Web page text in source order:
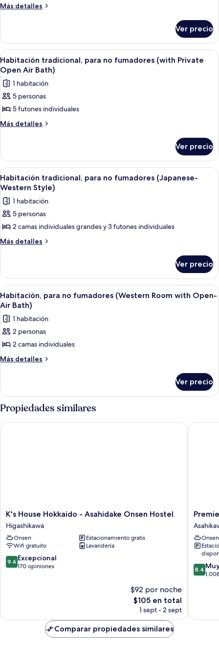
Habitación
no
fumadores
(Japanese
Style)
Más detalles
Más
tradicional,
para
no
fumadores
(Japanese
Style)
Ver precio
Abrir
todas
las
fotos
de
Habitación
tradicional,
fumadores
(with
Private
Open
Air
Bath)
Un área de spa con un jacuzzi, vista
4
Habitación tradicional, para no fumadores (with Private
Open Air Bath)
1 habitación
5 personas
5 futones individuales
Más detalles
Más
tradicional,
para
no
fumadores
Private
Open
Bath)
Ver precio
Abrir
todas
las
fotos
de
Habitación
tradicional,
fumadores
(Japanese-
Western
Style)
Habitación de hotel con dos camas,
4
Habitación tradicional, para no fumadores (Japanese-
Western Style)
1 habitación
5 personas
2 camas individuales grandes y 3 futones individuales
Más detalles
Más
tradicional,
para
no
fumadores
(Japanese-
Western
Style)
Ver precio
Abrir
todas
las
fotos
de
Habitación,
para
(Western
Room
with
Open-
Un área tranquila de piscina al aire
4
Habitación, para no fumadores (Western Room with Open-
Air Bath)
1 habitación
2 personas
2 camas individuales
Más detalles
Más
para
no
fumadores
(Western
Room
Ver precio
Propiedades similares
K's
House
Hokkaido
-
Asahidake
Onsen
Hostel
K's House Hokkaido - Asahidake Onsen Hostel
Higashikawa
Onsen
Estacionamiento gratis
Wifi gratuito
Lavandería
9.4
de
9.4 Excepcional
170 opiniones
$92 por noche
El
precio
es
$105 en total
1 sept - 2 sept
K's House Hokkaido - Asahidake Onsen Hostel
Premier
Hotel
Cabin
Onsen
8.4
de
8.4
Premier
Comparar propiedades similares